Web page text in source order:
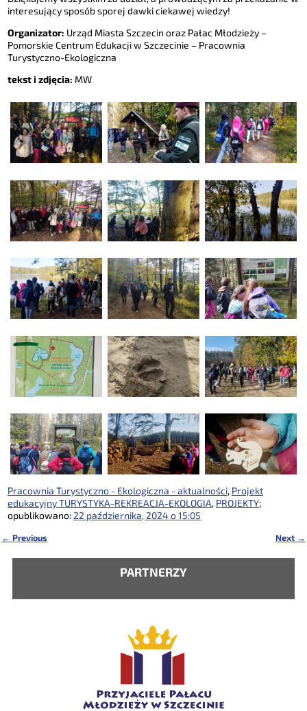
interesujący sposób sporej dawki ciekawej wiedzy!
Organizator: Urząd Miasta Szczecin oraz Pałac Młodzieży –
Pomorskie Centrum Edukacji w Szczecinie – Pracownia
Turystyczno-Ekologiczna
tekst i zdjęcia: MW
Pracownia Turystyczno - Ekologiczna - aktualności, Projekt
edukacyjny TURYSTYKA-REKREACJA-EKOLOGIA, PROJEKTY;
opublikowano: 22 października, 2024 o 15:05
← Previous Next →
PARTNERZY